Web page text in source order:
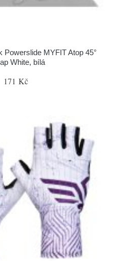
Powerslide MYFIT Atop 45°
White, bílá
171 Kč